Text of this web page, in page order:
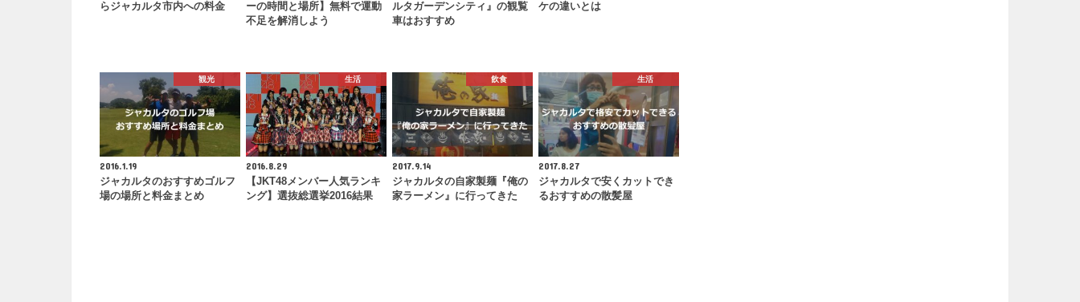
らジャカルタ市内への料金
ーの時間と場所】無料で運動
不足を解消しよう
ルタガーデンシティ』の観覧
車はおすすめ
ケの違いとは
観光
2016.1.19
ジャカルタのおすすめゴルフ
場の場所と料金まとめ
生活
2016.8.29
【JKT48メンバー人気ランキ
ング】選抜総選挙2016結果
飲食
2017.9.14
ジャカルタの自家製麺『俺の
家ラーメン』に行ってきた
生活
2017.8.27
ジャカルタで安くカットでき
るおすすめの散髪屋